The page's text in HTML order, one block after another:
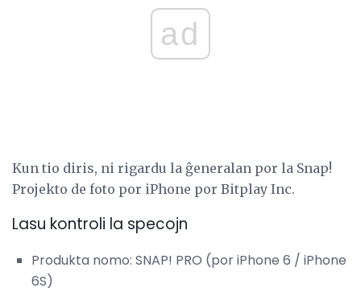
ad
Kun tio diris, ni rigardu la ĝeneralan por la Snap!
Projekto de foto por iPhone por Bitplay Inc.
Lasu kontroli la specojn
Produkta nomo: SNAP! PRO (por iPhone 6 / iPhone
6S)